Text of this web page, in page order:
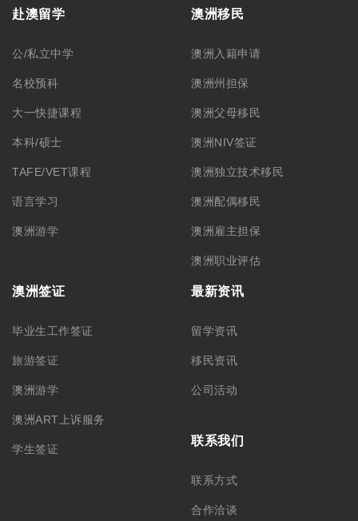
赴澳留学
公/私立中学
名校预科
大一快捷课程
本科/硕士
TAFE/VET课程
语言学习
澳洲游学
澳洲移民
澳洲入籍申请
澳洲州担保
澳洲父母移民
澳洲NIV签证
澳洲独立技术移民
澳洲配偶移民
澳洲雇主担保
澳洲职业评估
澳洲签证
毕业生工作签证
旅游签证
澳洲游学
澳洲ART上诉服务
学生签证
最新资讯
留学资讯
移民资讯
公司活动
联系我们
联系方式
合作洽谈